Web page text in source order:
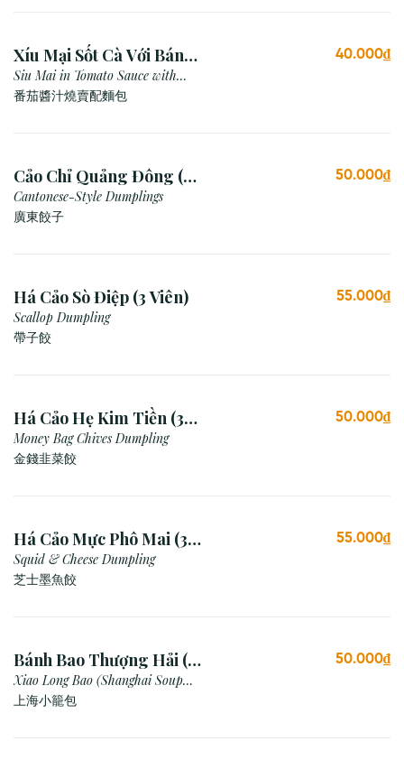
Xíu Mại Sốt Cà Với Bánh
Mì (1 Viên)
Siu Mai in Tomato Sauce with
Bread
番茄醬汁燒賣配麵包
40.000₫
Cảo Chỉ Quảng Đông (3
viên)
Cantonese-Style Dumplings
廣東餃子
50.000₫
Há Cảo Sò Điệp (3 Viên)
Scallop Dumpling
帶子餃
55.000₫
Há Cảo Hẹ Kim Tiền (3
Viên)
Money Bag Chives Dumpling
金錢韭菜餃
50.000₫
Há Cảo Mực Phô Mai (3
Viên)
Squid & Cheese Dumpling
芝士墨魚餃
55.000₫
Bánh Bao Thượng Hải (3
viên)
Xiao Long Bao (Shanghai Soup
Dumpling)
上海小籠包
50.000₫